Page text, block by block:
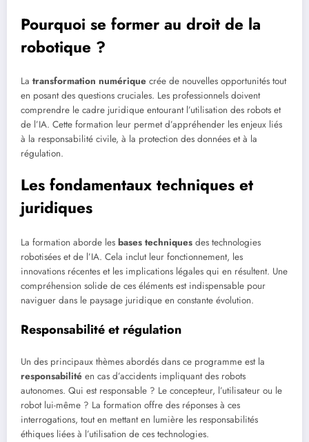
Pourquoi se former au droit de la
robotique ?
La transformation numérique crée de nouvelles opportunités tout
en posant des questions cruciales. Les professionnels doivent
comprendre le cadre juridique entourant l’utilisation des robots et
de l’IA. Cette formation leur permet d’appréhender les enjeux liés
à la responsabilité civile, à la protection des données et à la
régulation.
Les fondamentaux techniques et
juridiques
La formation aborde les bases techniques des technologies
robotisées et de l’IA. Cela inclut leur fonctionnement, les
innovations récentes et les implications légales qui en résultent. Une
compréhension solide de ces éléments est indispensable pour
naviguer dans le paysage juridique en constante évolution.
Responsabilité et régulation
Un des principaux thèmes abordés dans ce programme est la
responsabilité en cas d’accidents impliquant des robots
autonomes. Qui est responsable ? Le concepteur, l’utilisateur ou le
robot lui-même ? La formation offre des réponses à ces
interrogations, tout en mettant en lumière les responsabilités
éthiques liées à l’utilisation de ces technologies.